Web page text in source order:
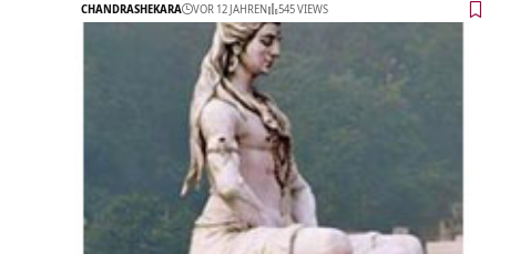
CHANDRASHEKARA VOR 12 JAHREN 545 VIEWS